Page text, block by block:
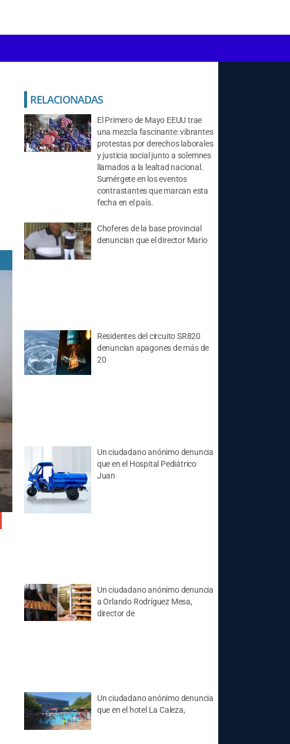
El Primero de Mayo EEUU trae
una mezcla fascinante: vibrantes
protestas por derechos laborales
y justicia social junto a solemnes
llamados a la lealtad nacional.
Sumérgete en los eventos
contrastantes que marcan esta
fecha en el país.
Choferes de la base provincial
denuncian que el director Mario
Residentes del circuito SR820
denuncian apagones de más de
20
Un ciudadano anónimo denuncia
que en el Hospital Pediátrico
Juan
Un ciudadano anónimo denuncia
a Orlando Rodríguez Mesa,
director de
Un ciudadano anónimo denuncia
que en el hotel La Caleza,
RELACIONADAS